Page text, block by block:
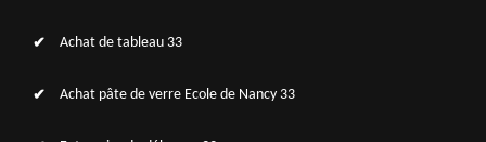
Achat de tableau 33
Achat pâte de verre Ecole de Nancy 33